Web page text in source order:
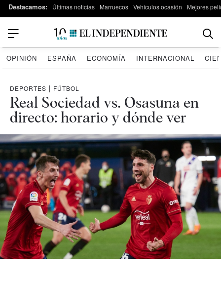
Destacamos: Últimas noticias Marruecos Vehículos ocasión Mejores
OPINIÓN ESPAÑA ECONOMÍA INTERNACIONAL
DEPORTES | FÚTBOL
Real Sociedad vs. Osasuna en
directo: horario y dónde ver